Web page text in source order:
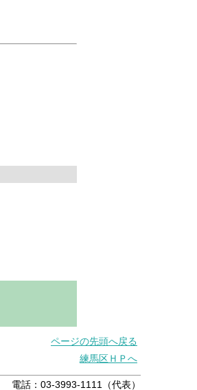
ページの先頭へ戻る
練馬区ＨＰへ
電話：03-3993-1111（代表）